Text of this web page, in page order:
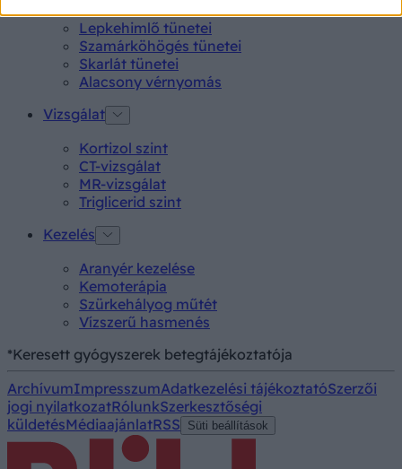
Lepkehimlő tünetei
Szamárköhögés tünetei
Skarlát tünetei
Alacsony vérnyomás
Vizsgálat
Kortizol szint
CT-vizsgálat
MR-vizsgálat
Triglicerid szint
Kezelés
Aranyér kezelése
Kemoterápia
Szürkehályog műtét
Vízszerű hasmenés
*Keresett gyógyszerek betegtájékoztatója
ArchívumImpresszumAdatkezelési tájékoztatóSzerzői
jogi nyilatkozatRólunkSzerkesztőségi
küldetésMédiaajánlatRSS Süti beállítások